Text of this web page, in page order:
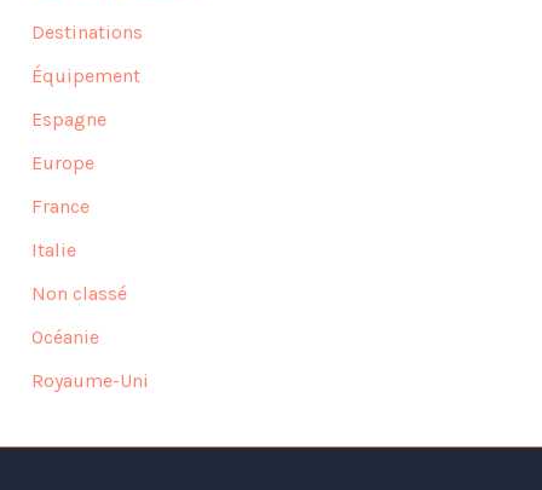
Destinations
Équipement
Espagne
Europe
France
Italie
Non classé
Océanie
Royaume-Uni